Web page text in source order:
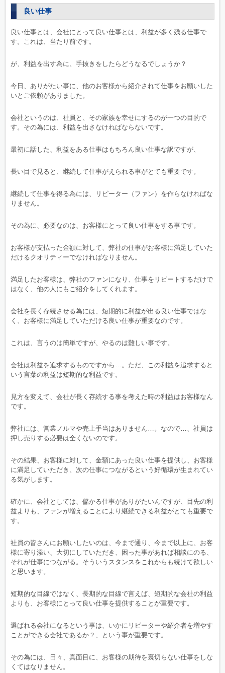
良い仕事
良い仕事とは、会社にとって良い仕事とは、利益が多く残る仕事で
す。これは、当たり前です。
が、利益を出す為に、手抜きをしたらどうなるでしょうか？
今日、ありがたい事に、他のお客様から紹介されて仕事をお願いした
いとご依頼がありました。
会社というのは、社員と、その家族を幸せにするのが一つの目的で
す。その為には、利益を出さなければならないです。
最初に話した、利益をある仕事はもちろん良い仕事な訳ですが、
長い目で見ると、継続して仕事がえられる事がとても重要です。
継続して仕事を得る為には、リピーター（ファン）を作らなければな
りません。
その為に、必要なのは、お客様にとって良い仕事をする事です。
お客様が支払った金額に対して、弊社の仕事がお客様に満足していた
だけるクオリティーでなければなりません。
満足したお客様は、弊社のファンになり、仕事をリピートするだけで
はなく、他の人にもご紹介をしてくれます。
会社を長く存続させる為には、短期的に利益が出る良い仕事ではな
く、お客様に満足していただける良い仕事が重要なのです。
これは、言うのは簡単ですが、やるのは難しい事です。
会社は利益を追求するものですから…。ただ、この利益を追求すると
いう言葉の利益は短期的な利益です。
見方を変えて、会社が長く存続する事を考えた時の利益はお客様なん
です。
弊社には、営業ノルマや売上手当はありません…。なので…、社員は
押し売りする必要は全くないのです。
その結果、お客様に対して、金額にあった良い仕事を提供し、お客様
に満足していただき、次の仕事につながるという好循環が生まれてい
る気がします。
確かに、会社としては、儲かる仕事がありがたいんですが、目先の利
益よりも、ファンが増えることにより継続できる利益がとても重要で
す。
社員の皆さんにお願いしたいのは、今まで通り、今まで以上に、お客
様に寄り添い、大切にしていただき、困った事があれば相談にのる、
それが仕事につながる。そういうスタンスをこれからも続けて欲しい
と思います。
短期的な目線ではなく、長期的な目線で言えば、短期的な会社の利益
よりも、お客様にとって良い仕事を提供することが重要です。
選ばれる会社になるという事は、いかにリピーターや紹介者を増やす
ことができる会社であるか？、という事が重要です。
その為には、日々、真面目に、お客様の期待を裏切らない仕事をしな
くてはなりません。